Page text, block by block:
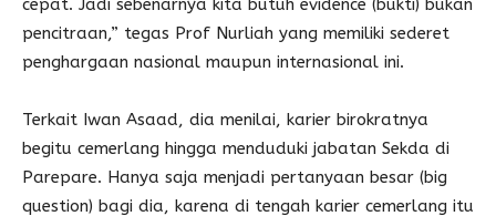
cepat. Jadi sebenarnya kita butuh evidence (bukti) bukan
pencitraan,” tegas Prof Nurliah yang memiliki sederet
penghargaan nasional maupun internasional ini.
Terkait Iwan Asaad, dia menilai, karier birokratnya
begitu cemerlang hingga menduduki jabatan Sekda di
Parepare. Hanya saja menjadi pertanyaan besar (big
question) bagi dia, karena di tengah karier cemerlang itu